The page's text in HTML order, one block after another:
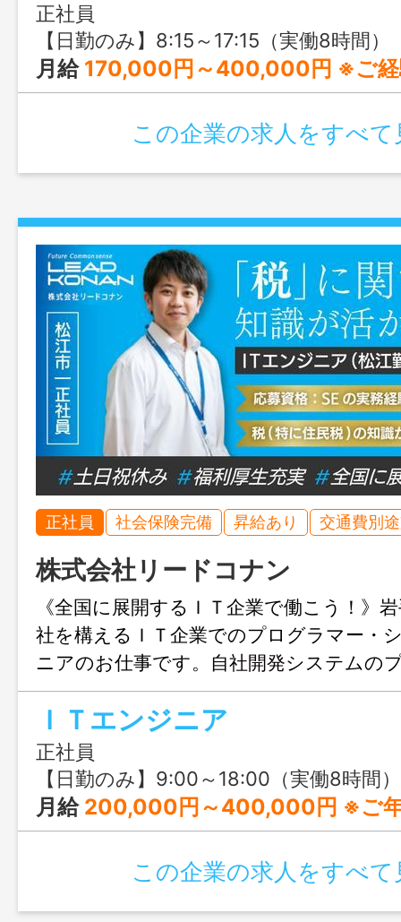
正社員
【日勤のみ】8:15～17:15（実働8時間）
月給 170,000円～400,000円 ※ご経験・スキ
この企業の求人をすべて
正社員 社会保険完備 昇給あり 交通費別
株式会社リードコナン
《全国に展開するＩＴ企業で働こう！》
社を構えるＩＴ企業でのプログラマー・
ニアのお仕事です。自社開発システムの
や、ユーザーサポート業務などを行って
ＩＴエンジニア
正社員
【日勤のみ】9:00～18:00（実働8時間）
月給 200,000円～400,000円 ※ご年齢・経験を
この企業の求人をすべて